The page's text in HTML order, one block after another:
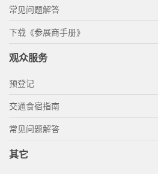
常见问题解答
下载《参展商手册》
观众服务
预登记
交通食宿指南
常见问题解答
其它